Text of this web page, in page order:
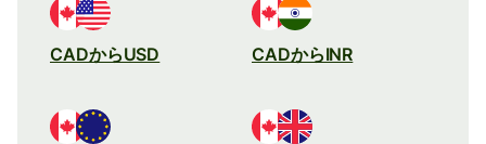
CADからUSD CADからINR